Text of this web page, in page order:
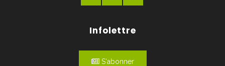
Infolettre
S'abonner